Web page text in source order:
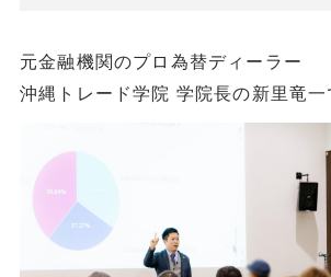
元金融機関のプロ為替ディーラー
沖縄トレード学院 学院長の新里竜一